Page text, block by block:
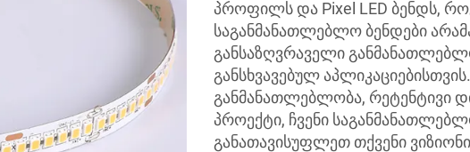
პროფილს და Pixel LED ბენდს,
საგანმანათლებლო ბენდები
განსაზღვრაველი
განსხვავებულ
განმანათლებლობა, რეტენტივი
პროექტი, ჩვენი
განათავისუფლეთ თქვენი